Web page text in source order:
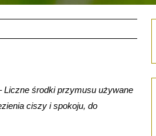
Liczne środki przymusu używane
ciszy i spokoju, do